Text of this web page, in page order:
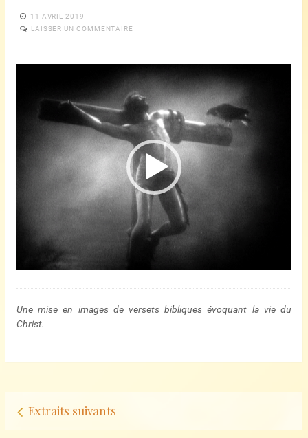
11 AVRIL 2019
LAISSER UN COMMENTAIRE
Une mise en images de versets bibliques évoquant la vie du
Christ.
Navigation
Extraits suivants